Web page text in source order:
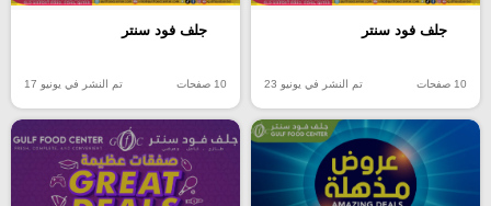
جلف فود سنتر
10 صفحات تم النشر في يونيو 23
جلف فود سنتر
10 صفحات تم النشر في يونيو 17